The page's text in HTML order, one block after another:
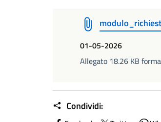
01-05-2026
Allegato 18.26 KB
Condividi: